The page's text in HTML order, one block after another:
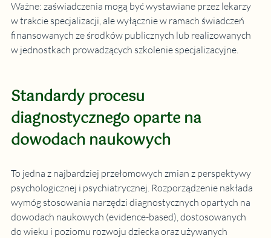
Ważne: zaświadczenia mogą być wystawiane przez lekarzy
w trakcie specjalizacji, ale wyłącznie w ramach świadczeń
finansowanych ze środków publicznych lub realizowanych
w jednostkach prowadzących szkolenie specjalizacyjne.
Standardy procesu
diagnostycznego oparte na
dowodach naukowych
To jedna z najbardziej przełomowych zmian z perspektywy
psychologicznej i psychiatrycznej. Rozporządzenie nakłada
wymóg stosowania narzędzi diagnostycznych opartych na
dowodach naukowych (evidence-based), dostosowanych
do wieku i poziomu rozwoju dziecka oraz używanych